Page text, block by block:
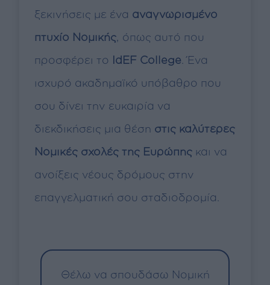
ξεκινήσεις με ένα αναγνωρισμένο
πτυχίο Νομικής , όπως αυτό που
προσφέρει το IdEF College . Ένα
ισχυρό ακαδημαϊκό υπόβαθρο που
σου δίνει την ευκαιρία να
διεκδικήσεις μια θέση στις καλύτερες
Νομικές σχολές της Ευρώπης και να
ανοίξεις νέους δρόμους στην
επαγγελματική σου σταδιοδρομία.
Θέλω να σπουδάσω Νομική